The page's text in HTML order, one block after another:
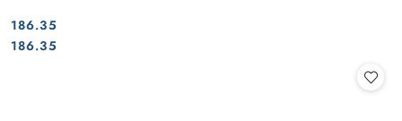
Cena:
186.35
Cena:
186.35